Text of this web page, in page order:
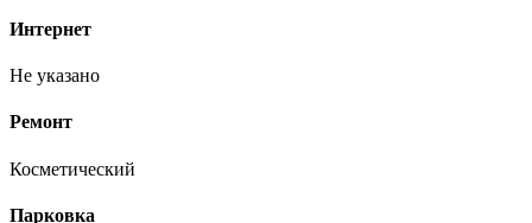
Интернет
Не указано
Ремонт
Косметический
Парковка